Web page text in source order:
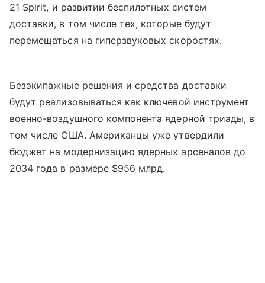
21 Spirit, и развитии беспилотных систем
доставки, в том числе тех, которые будут
перемещаться на гиперзвуковых скоростях.
Безэкипажные решения и средства доставки
будут реализовываться как ключевой инструмент
военно-воздушного компонента ядерной триады, в
том числе США. Американцы уже утвердили
бюджет на модернизацию ядерных арсеналов до
2034 года в размере $956 млрд.